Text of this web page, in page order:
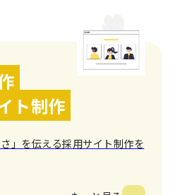
ト制作
」を伝える採用サイト制作を